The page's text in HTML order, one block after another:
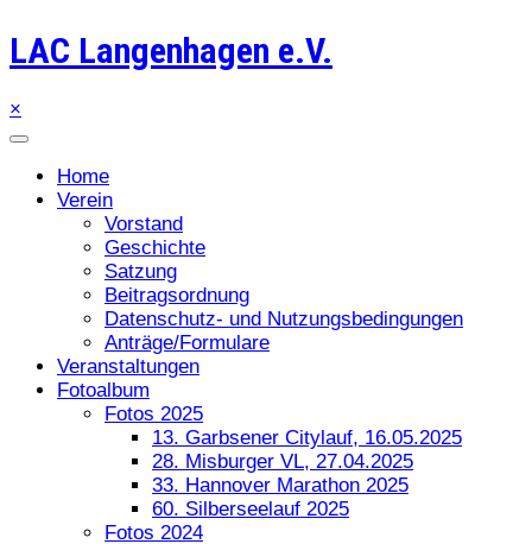
LAC Langenhagen e.V.
×
Home
Verein
Vorstand
Geschichte
Satzung
Beitragsordnung
Datenschutz- und Nutzungsbedingungen
Anträge/Formulare
Veranstaltungen
Fotoalbum
Fotos 2025
13. Garbsener Citylauf, 16.05.2025
28. Misburger VL, 27.04.2025
33. Hannover Marathon 2025
60. Silberseelauf 2025
Fotos 2024